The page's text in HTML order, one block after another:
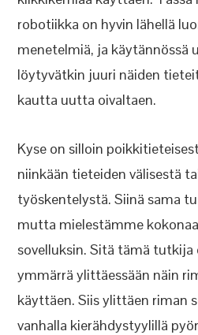
robotiikka on hyvin lähellä
menetelmiä, ja käytännössä
löytyvätkin juuri näiden
kautta uutta oivaltaen.
Kyse on silloin
niinkään tieteiden välisestä
työskentelystä. Siinä sama
mutta mielestämme
sovelluksin. Sitä tämä tutkija
ymmärrä ylittäessään näin
käyttäen. Siis ylittäen riman
vanhalla kierähdystyylillä